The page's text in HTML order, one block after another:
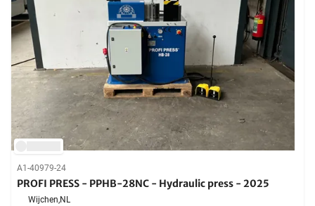
A1-40979-24
PROFI PRESS - PPHB-28NC - Hydraulic press - 2025
Wijchen,NL